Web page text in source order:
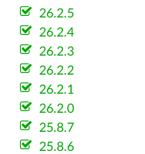
26.2.5
26.2.4
26.2.3
26.2.2
26.2.1
26.2.0
25.8.7
25.8.6